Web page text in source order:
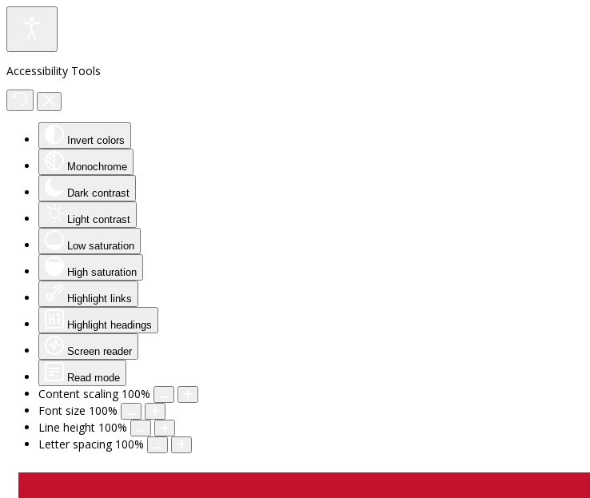
Accessibility Tools
Invert colors
Monochrome
Dark contrast
Light contrast
Low saturation
High saturation
Highlight links
Highlight headings
Screen reader
Read mode
Content scaling 100%
Font size 100%
Line height 100%
Letter spacing 100%